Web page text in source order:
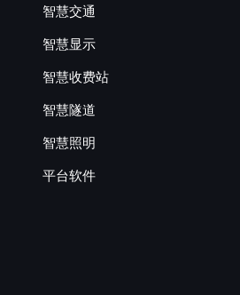
智慧交通
智慧显示
智慧收费站
智慧隧道
智慧照明
平台软件